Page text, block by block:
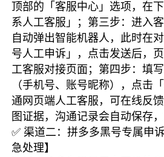
顶部的「客服中心」选项，在
系人工客服」；第三步：进入
自动弹出智能机器人，此时在
号人工申诉」，点击发送后，
工客服对接页面；第四步：填
（手机号、账号昵称），点击
通网页端人工客服，可在线反
图证据，沟通记录会自动保存
✅ 渠道二：拼多多黑号专属申
急处理】